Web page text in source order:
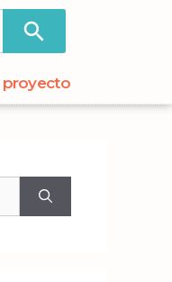
proyecto